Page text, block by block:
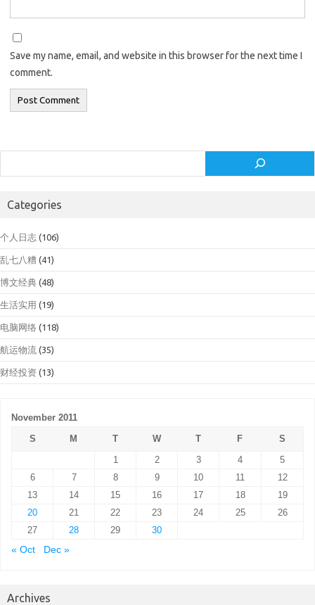
Save my name, email, and website in this browser for the next time I
comment.
Categories
个人日志 (106)
乱七八糟 (41)
博文经典 (48)
生活实用 (19)
电脑网络 (118)
航运物流 (35)
财经投资 (13)
November 2011
S
M T W T F
S
1
2 3 4
5
6
7 8 9 10 11
12
13
14 15 16 17 18
19
20
21 22 23 24 25
26
27
28 29
30
« Oct
Dec »
Archives